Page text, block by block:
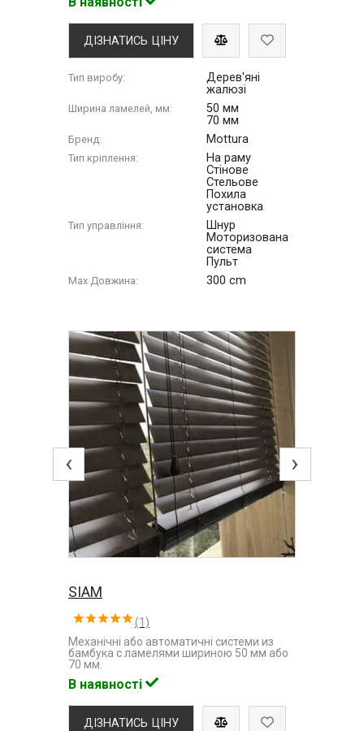
ДІЗНАТИСЬ ЦІНУ
Тип виробу:
Дерев'яні
жалюзі
Ширина ламелей, мм:
50 мм
70 мм
Бренд: Mottura
Тип кріплення:
На раму
Стінове
Стельове
Похила
установка
Тип управління:
Шнур
Моторизована
система
Пульт
Max Довжина: 300 cm
‹ ›
SIAM
(1)
Механічні або автоматичні системи из
бамбука с ламелями шириною 50 мм або
70 мм.
В наявності
ДІЗНАТИСЬ ЦІНУ